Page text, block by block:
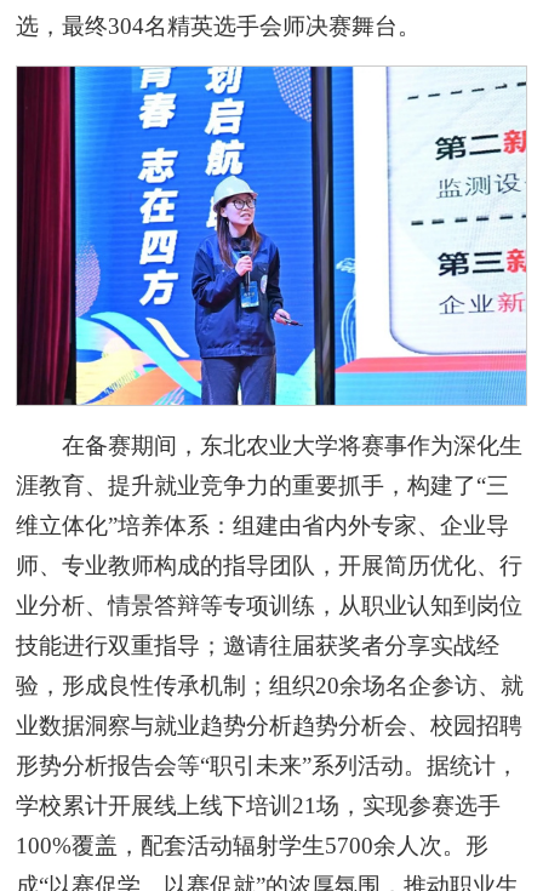
选，最终304名精英选手会师决赛舞台。
在备赛期间，东北农业大学将赛事作为深化生
涯教育、提升就业竞争力的重要抓手，构建了“三
维立体化”培养体系：组建由省内外专家、企业导
师、专业教师构成的指导团队，开展简历优化、行
业分析、情景答辩等专项训练，从职业认知到岗位
技能进行双重指导；邀请往届获奖者分享实战经
验，形成良性传承机制；组织20余场名企参访、就
业数据洞察与就业趋势分析趋势分析会、校园招聘
形势分析报告会等“职引未来”系列活动。据统计，
学校累计开展线上线下培训21场，实现参赛选手
100%覆盖，配套活动辐射学生5700余人次。形
成“以赛促学、以赛促就”的浓厚氛围，推动职业生